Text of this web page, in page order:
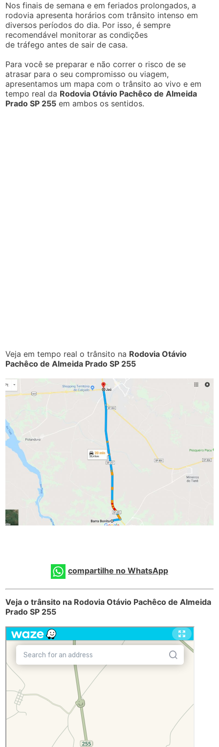
Nos finais de semana e em feriados prolongados, a
rodovia apresenta horários com trânsito intenso em
diversos períodos do dia. Por isso, é sempre
recomendável monitorar as condições
de tráfego antes de sair de casa.
Para você se preparar e não correr o risco de se
atrasar para o seu compromisso ou viagem,
apresentamos um mapa com o trânsito ao vivo e em
tempo real da Rodovia Otávio Pachêco de Almeida
Prado SP 255 em ambos os sentidos.
Veja em tempo real o trânsito na Rodovia Otávio
Pachêco de Almeida Prado SP 255
compartilhe no WhatsApp
Veja o trânsito na Rodovia Otávio Pachêco de Almeida
Prado SP 255